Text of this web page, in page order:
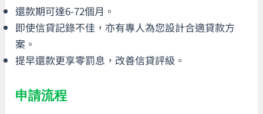
還款期可達6-72個月。
即使信貸記錄不佳，亦有專人為您設計合適貸款方
案。
提早還款更享零罰息，改善信貸評級。
申請流程